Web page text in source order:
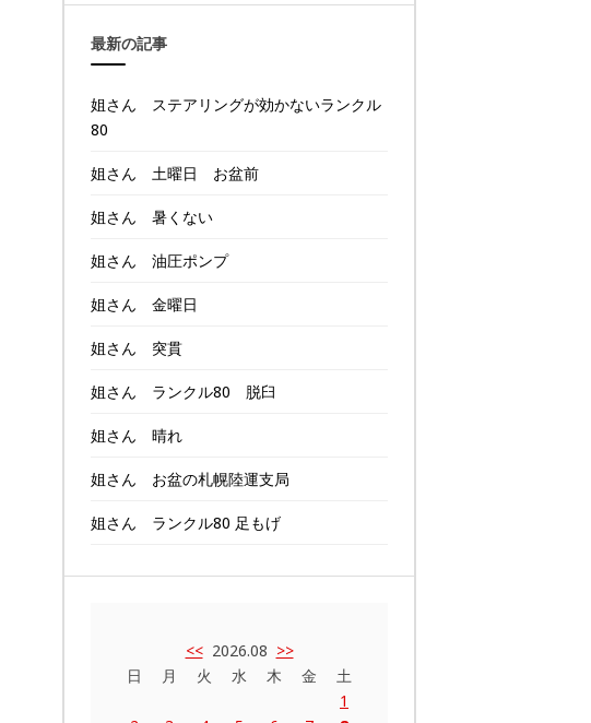
最新の記事
姐さん ステアリングが効かないランクル
80
姐さん 土曜日 お盆前
姐さん 暑くない
姐さん 油圧ポンプ
姐さん 金曜日
姐さん 突貫
姐さん ランクル80 脱臼
姐さん 晴れ
姐さん お盆の札幌陸運支局
姐さん ランクル80 足もげ
<<2026.08 >>
日
月 火 水 木 金
土
1